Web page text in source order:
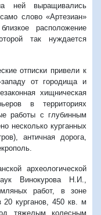
ней выращивались
слово «Артезиан»
расположение
так нуждается
отписки привели к
от городища и
хищническая
в территориях
работы с глубинным
несколько курганных
античная дорога,
археологической
Винокурова Н.И.,
работ, в зоне
20 курганов, 450 кв. м
тяжелым колесным